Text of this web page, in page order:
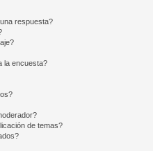
respuesta?
la encuesta?
de temas?